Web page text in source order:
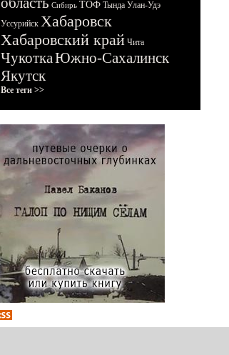
Сибирь ТОФ Тында Улан-Удэ
Уссурийск Хабаровск
Хабаровский край Чита
ЧукоткаЮжно-Сахалинск
Якутск
Все теги >>